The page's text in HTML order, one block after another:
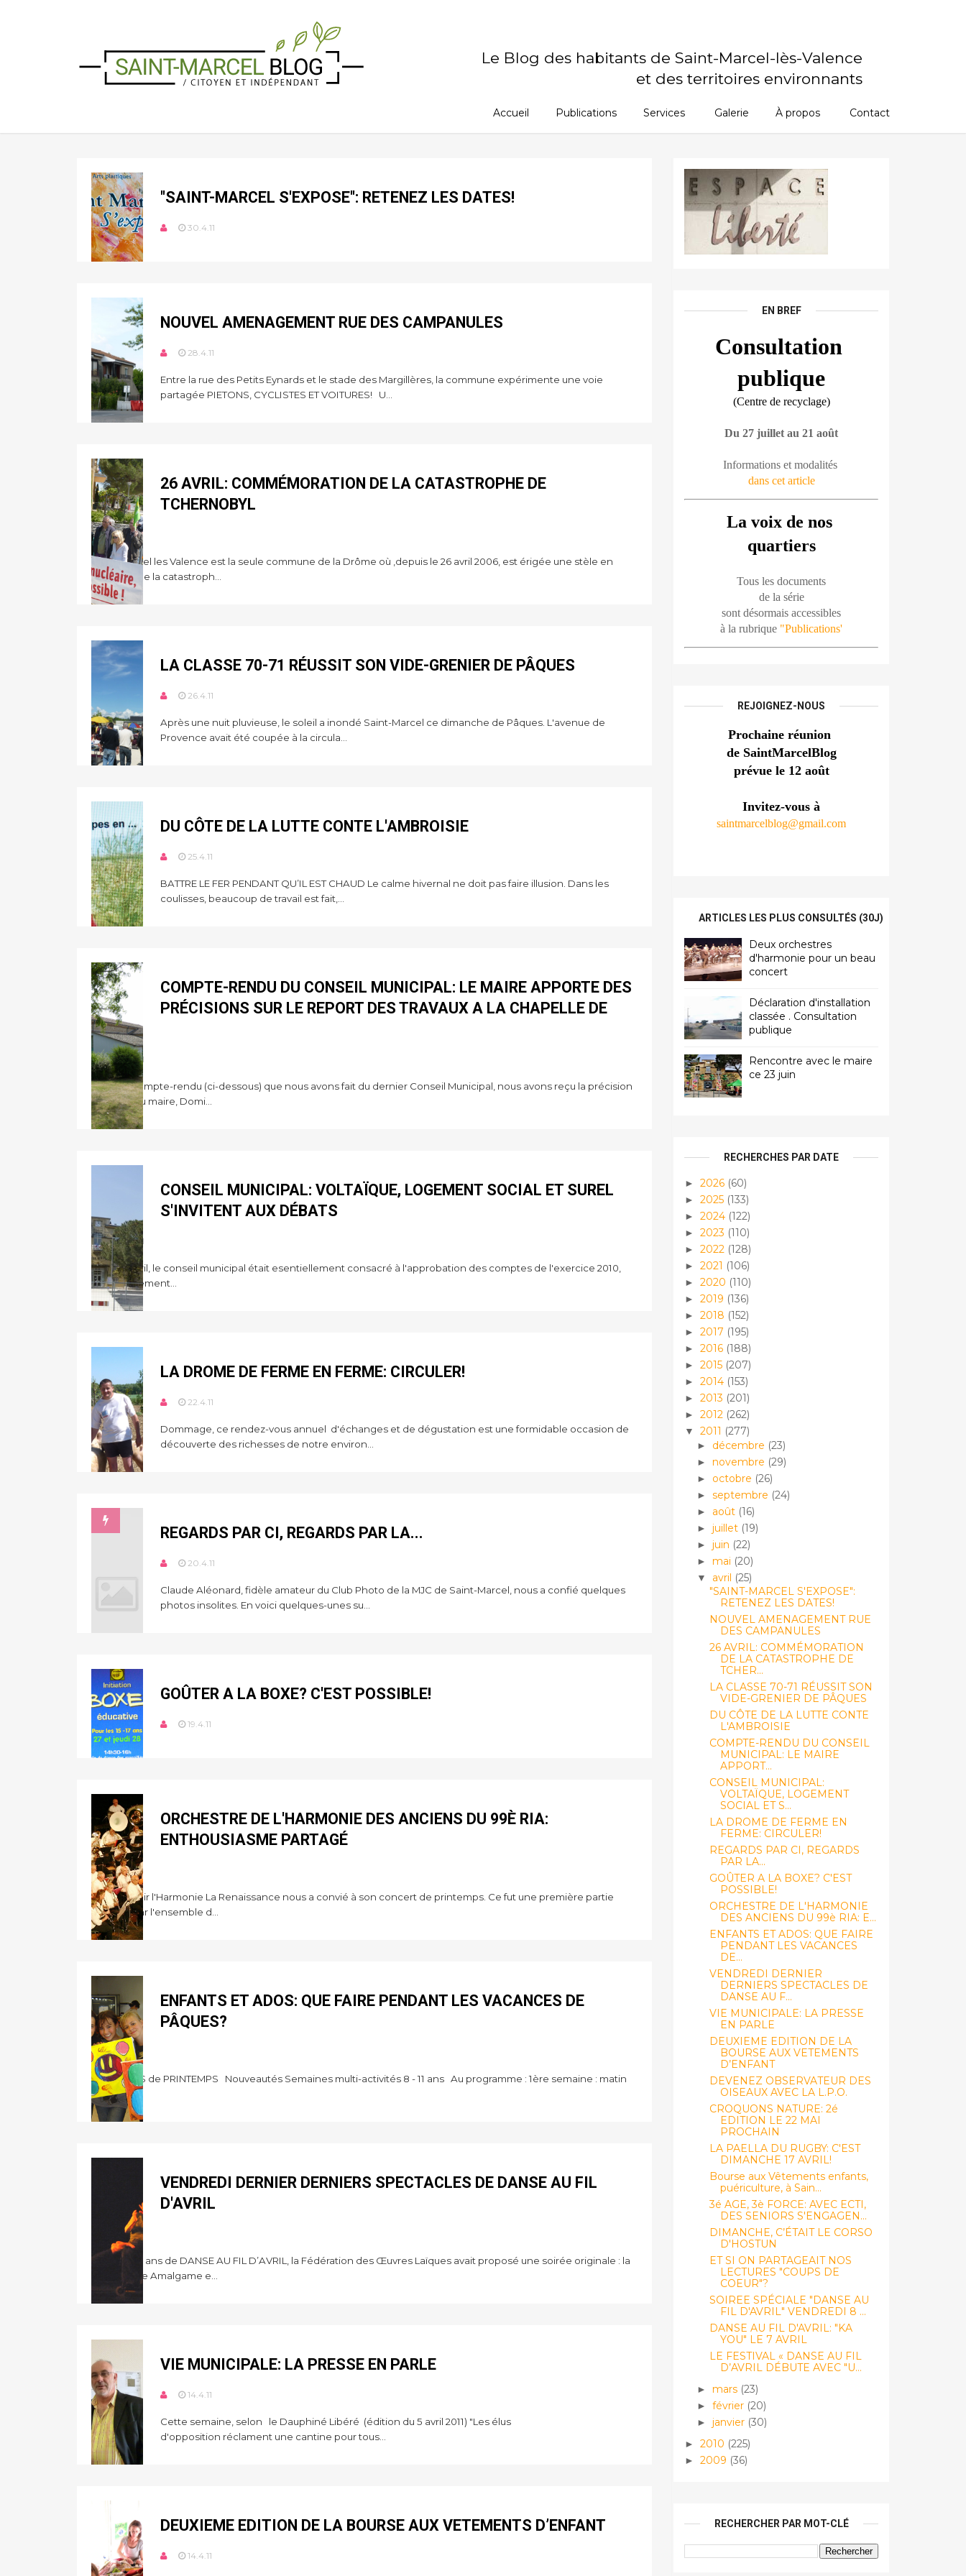
Le Blog des habitants de Saint-Marcel-lès-Valence
et des territoires environnants
Accueil Publications Services Galerie À propos Contact
"SAINT-MARCEL S'EXPOSE": RETENEZ LES DATES!
30.4.11
NOUVEL AMENAGEMENT RUE DES CAMPANULES
28.4.11
Entre la rue des Petits Eynards et le stade des Margillères, la commune expérimente une voie
partagée PIETONS, CYCLISTES ET VOITURES! U...
26 AVRIL: COMMÉMORATION DE LA CATASTROPHE DE
TCHERNOBYL
27.4.11
Saint-Marcel les Valence est la seule commune de la Drôme où ,depuis le 26 avril 2006, est érigée une stèle en
mémoire de la catastroph...
LA CLASSE 70-71 RÉUSSIT SON VIDE-GRENIER DE PÂQUES
26.4.11
Après une nuit pluvieuse, le soleil a inondé Saint-Marcel ce dimanche de Pâques. L'avenue de
Provence avait été coupée à la circula...
DU CÔTE DE LA LUTTE CONTE L'AMBROISIE
25.4.11
BATTRE LE FER PENDANT QU’IL EST CHAUD Le calme hivernal ne doit pas faire illusion. Dans les
coulisses, beaucoup de travail est fait,...
COMPTE-RENDU DU CONSEIL MUNICIPAL: LE MAIRE APPORTE DES
PRÉCISIONS SUR LE REPORT DES TRAVAUX A LA CHAPELLE DE
SUREL
23.4.11
Suite au compte-rendu (ci-dessous) que nous avons fait du dernier Conseil Municipal, nous avons reçu la précision
suivante du maire, Domi...
CONSEIL MUNICIPAL: VOLTAÏQUE, LOGEMENT SOCIAL ET SUREL
S'INVITENT AUX DÉBATS
23.4.11
Jeudi 21 avril, le conseil municipal était esentiellement consacré à l'approbation des comptes de l'exercice 2010,
fonctionnement...
LA DROME DE FERME EN FERME: CIRCULER!
22.4.11
Dommage, ce rendez-vous annuel d'échanges et de dégustation est une formidable occasion de
découverte des richesses de notre environ...
REGARDS PAR CI, REGARDS PAR LA...
20.4.11
Claude Aléonard, fidèle amateur du Club Photo de la MJC de Saint-Marcel, nous a confié quelques
photos insolites. En voici quelques-unes su...
GOÛTER A LA BOXE? C'EST POSSIBLE!
19.4.11
ORCHESTRE DE L'HARMONIE DES ANCIENS DU 99È RIA:
ENTHOUSIASME PARTAGÉ
18.4.11
Samedi soir l'Harmonie La Renaissance nous a convié à son concert de printemps. Ce fut une première partie
donnée par l'ensemble d...
ENFANTS ET ADOS: QUE FAIRE PENDANT LES VACANCES DE
PÂQUES?
17.4.11
VACANCES de PRINTEMPS Nouveautés Semaines multi-activités 8 - 11 ans Au programme : 1ère semaine : matin
AR...
VENDREDI DERNIER DERNIERS SPECTACLES DE DANSE AU FIL
D'AVRIL
15.4.11
Pour les 20 ans de DANSE AU FIL D’AVRIL, la Fédération des Œuvres Laïques avait proposé une soirée originale : la
Compagnie Amalgame e...
VIE MUNICIPALE: LA PRESSE EN PARLE
14.4.11
Cette semaine, selon le Dauphiné Libéré (édition du 5 avril 2011) "Les élus
d'opposition réclament une cantine pour tous...
DEUXIEME EDITION DE LA BOURSE AUX VETEMENTS D’ENFANT
14.4.11
EN BREF
Consultation
publique
(Centre de recyclage)
Du 27 juillet au 21 août
Informations et modalités
dans cet article
La voix de nos
quartiers
Tous les documents
de la série
sont désormais accessibles
à la rubrique "Publications'
REJOIGNEZ-NOUS
Prochaine réunion
de SaintMarcelBlog
prévue le 12 août
Invitez-vous à
saintmarcelblog@gmail.com
ARTICLES LES PLUS CONSULTÉS (30J)
Deux orchestres
d'harmonie pour un beau
concert
Déclaration d'installation
classée . Consultation
publique
Rencontre avec le maire
ce 23 juin
RECHERCHES PAR DATE
► 2026 (60)
► 2025 (133)
► 2024 (122)
► 2023 (110)
► 2022 (128)
► 2021 (106)
► 2020 (110)
► 2019 (136)
► 2018 (152)
► 2017 (195)
► 2016 (188)
► 2015 (207)
► 2014 (153)
► 2013 (201)
► 2012 (262)
▼ 2011 (277)
► décembre (23)
► novembre (29)
► octobre (26)
► septembre (24)
► août (16)
► juillet (19)
► juin (22)
► mai (20)
▼ avril (25)
"SAINT-MARCEL S'EXPOSE":
RETENEZ LES DATES!
NOUVEL AMENAGEMENT RUE
DES CAMPANULES
26 AVRIL: COMMÉMORATION
DE LA CATASTROPHE DE
TCHER...
LA CLASSE 70-71 RÉUSSIT SON
VIDE-GRENIER DE PÂQUES
DU CÔTE DE LA LUTTE CONTE
L'AMBROISIE
COMPTE-RENDU DU CONSEIL
MUNICIPAL: LE MAIRE
APPORT...
CONSEIL MUNICIPAL:
VOLTAÏQUE, LOGEMENT
SOCIAL ET S...
LA DROME DE FERME EN
FERME: CIRCULER!
REGARDS PAR CI, REGARDS
PAR LA...
GOÛTER A LA BOXE? C'EST
POSSIBLE!
ORCHESTRE DE L'HARMONIE
DES ANCIENS DU 99è RIA: E...
ENFANTS ET ADOS: QUE FAIRE
PENDANT LES VACANCES
DE...
VENDREDI DERNIER
DERNIERS SPECTACLES DE
DANSE AU F...
VIE MUNICIPALE: LA PRESSE
EN PARLE
DEUXIEME EDITION DE LA
BOURSE AUX VETEMENTS
D’ENFANT
DEVENEZ OBSERVATEUR DES
OISEAUX AVEC LA L.P.O.
CROQUONS NATURE: 2é
EDITION LE 22 MAI
PROCHAIN
LA PAELLA DU RUGBY: C'EST
DIMANCHE 17 AVRIL!
Bourse aux Vêtements enfants,
puériculture, à Sain...
3é AGE, 3è FORCE: AVEC ECTI,
DES SENIORS S'ENGAGEN...
DIMANCHE, C’ÉTAIT LE CORSO
D'HOSTUN
ET SI ON PARTAGEAIT NOS
LECTURES "COUPS DE
COEUR"?
SOIREE SPÉCIALE "DANSE AU
FIL D'AVRIL" VENDREDI 8 ...
DANSE AU FIL D'AVRIL: "KA
YOU" LE 7 AVRIL
LE FESTIVAL « DANSE AU FIL
D’AVRIL DÉBUTE AVEC "U...
► mars (23)
► février (20)
► janvier (30)
► 2010 (225)
► 2009 (36)
RECHERCHER PAR MOT-CLÉ